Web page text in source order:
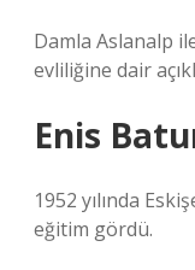
Damla Aslanalp
evliliğine dair
Enis
1952 yılında
eğitim gördü.